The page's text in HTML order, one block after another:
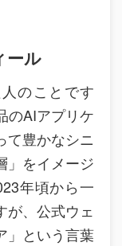
ール
のことです
のAIアプリケ
て豊かなシニ
」をイメージ
年頃から一
が、公式ウェ
」という言葉